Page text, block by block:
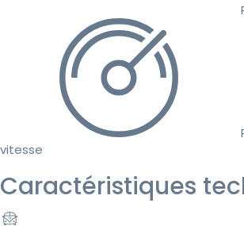
vitesse
Caractéristiques